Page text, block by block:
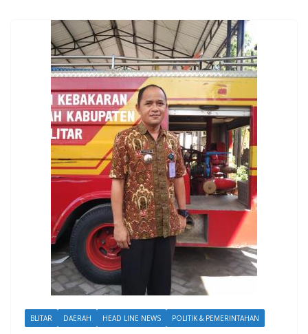
BLITAR DAERAH HEAD LINE NEWS POLITIK & PEMERINTAHAN